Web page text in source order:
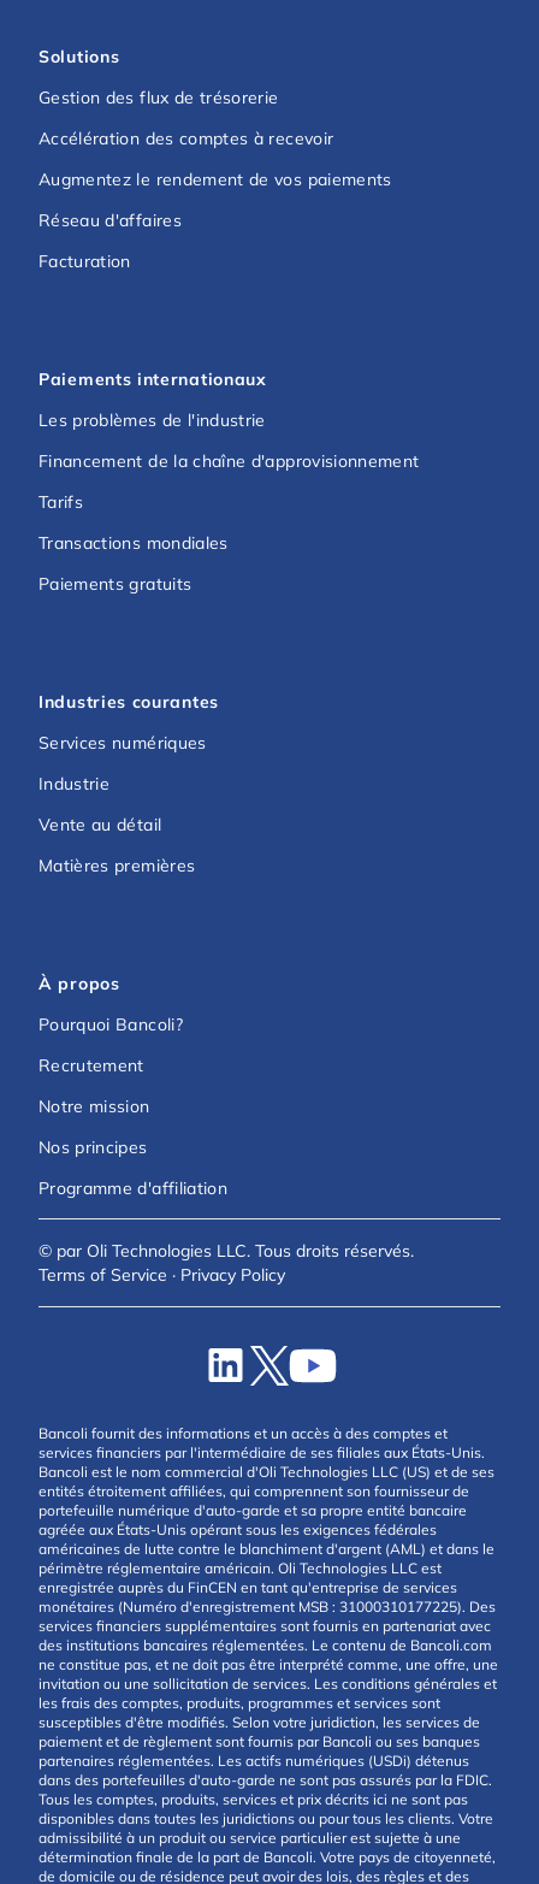
Solutions
Gestion des flux de trésorerie
Accélération des comptes à recevoir
Augmentez le rendement de vos paiements
Réseau d'affaires
Facturation
Paiements internationaux
Les problèmes de l'industrie
Financement de la chaîne d'approvisionnement
Tarifs
Transactions mondiales
Paiements gratuits
Industries courantes
Services numériques
Industrie
Vente au détail
Matières premières
À propos
Pourquoi Bancoli?
Recrutement
Notre mission
Nos principes
Programme d'affiliation
© par Oli Technologies LLC. Tous droits réservés.
Terms of Service · Privacy Policy
Bancoli fournit des informations et un accès à des comptes et
services financiers par l'intermédiaire de ses filiales aux États-Unis.
Bancoli est le nom commercial d'Oli Technologies LLC (US) et de ses
entités étroitement affiliées, qui comprennent son fournisseur de
portefeuille numérique d'auto-garde et sa propre entité bancaire
agréée aux États-Unis opérant sous les exigences fédérales
américaines de lutte contre le blanchiment d'argent (AML) et dans le
périmètre réglementaire américain. Oli Technologies LLC est
enregistrée auprès du FinCEN en tant qu'entreprise de services
monétaires (Numéro d'enregistrement MSB : 31000310177225). Des
services financiers supplémentaires sont fournis en partenariat avec
des institutions bancaires réglementées. Le contenu de Bancoli.com
ne constitue pas, et ne doit pas être interprété comme, une offre, une
invitation ou une sollicitation de services. Les conditions générales et
les frais des comptes, produits, programmes et services sont
susceptibles d'être modifiés. Selon votre juridiction, les services de
paiement et de règlement sont fournis par Bancoli ou ses banques
partenaires réglementées. Les actifs numériques (USDi) détenus
dans des portefeuilles d'auto-garde ne sont pas assurés par la FDIC.
Tous les comptes, produits, services et prix décrits ici ne sont pas
disponibles dans toutes les juridictions ou pour tous les clients. Votre
admissibilité à un produit ou service particulier est sujette à une
détermination finale de la part de Bancoli. Votre pays de citoyenneté,
de domicile ou de résidence peut avoir des lois, des règles et des